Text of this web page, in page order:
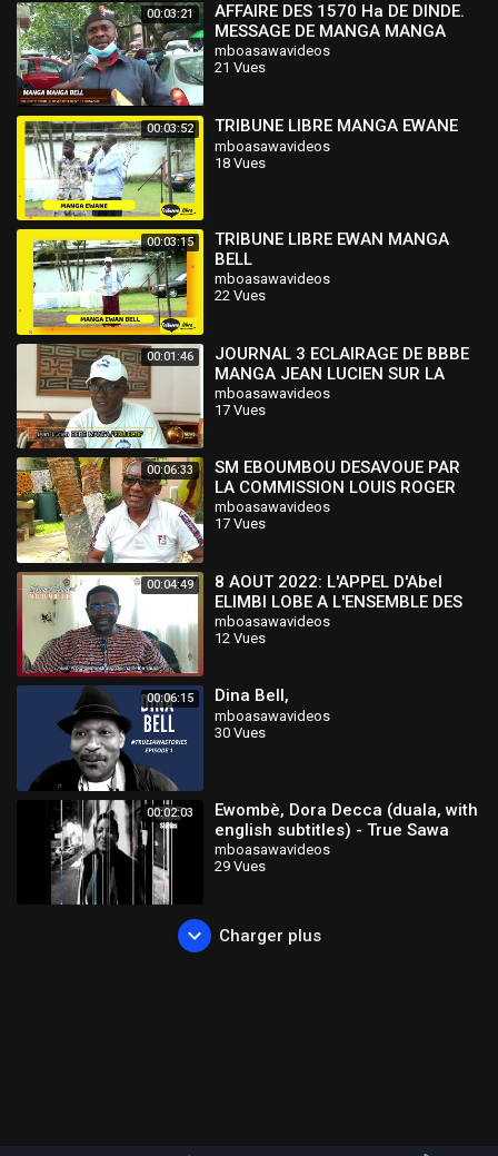
00:03:21
AFFAIRE DES 1570 Ha DE DINDE.
MESSAGE DE MANGA MANGA
PATRICK ET ESSEBOU MANGA
FREDERIC
mboasawavideos
21 Vues
00:03:52 TRIBUNE LIBRE MANGA EWANE
mboasawavideos
18 Vues
00:03:15
TRIBUNE LIBRE EWAN MANGA
BELL
mboasawavideos
22 Vues
00:01:46
JOURNAL 3 ECLAIRAGE DE BBBE
MANGA JEAN LUCIEN SUR LA
LETTRE DU MINDCAF
mboasawavideos
17 Vues
00:06:33
SM EBOUMBOU DESAVOUE PAR
LA COMMISSION LOUIS ROGER
MANGA
mboasawavideos
17 Vues
00:04:49
8 AOUT 2022: L'APPEL D'Abel
ELIMBI LOBE A L'ENSEMBLE DES
CAMEROUNAIS.
mboasawavideos
12 Vues
00:06:15 Dina Bell,
mboasawavideos
30 Vues
00:02:03
Ewombè, Dora Decca (duala, with
english subtitles) - True Sawa
Stories, Ep00.
mboasawavideos
29 Vues
Charger plus